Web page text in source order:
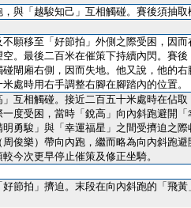
與「越駿知己」互相觸碰。賽後須抽取
願移至「好節拍」外側之際受困，因
。最後二百米在催策下持續內閃。賽後
閘廂右側，因而失地。他又說，他的右
處時用右手調整右腳在腳踏內的位置。
互相觸碰。接近二百五十米處時在佔
一度受困，當時「銳高」向內斜跑避開
勇駿」與「幸運福星」之間受擠迫之
俊樂）帶向內跑，繼而略為向內斜跑
今次更早停止催策及修正坐騎。
節拍」擠迫。末段在向內斜跑的「飛